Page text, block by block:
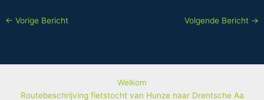
← Vorige Bericht Volgende Bericht →
Welkom
Routebeschrijving fietstocht van Hunze naar Drentsche Aa